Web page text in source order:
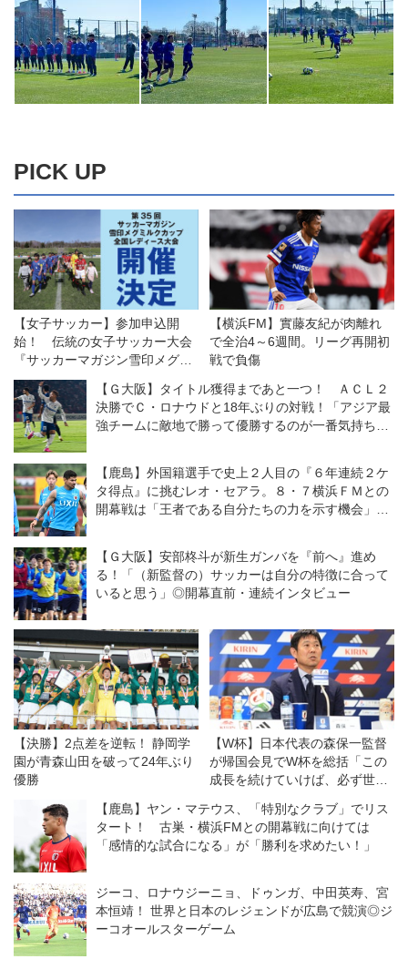
PICK UP
【女子サッカー】参加申込開
始！ 伝統の女子サッカー大会
『サッカーマガジン雪印メグミ
ルクカップ』開催
【横浜FM】實藤友紀が肉離れ
で全治4～6週間。リーグ再開初
戦で負傷
【Ｇ大阪】タイトル獲得まであと一つ！ ＡＣＬ２
決勝でＣ・ロナウドと18年ぶりの対戦！「アジア最
強チームに敵地で勝って優勝するのが一番気持ちい
【鹿島】外国籍選手で史上２人目の『６年連続２ケ
タ得点』に挑むレオ・セアラ。８・７横浜ＦＭとの
開幕戦は「王者である自分たちの力を示す機会」と
【Ｇ大阪】安部柊斗が新生ガンバを『前へ』進め
る！「（新監督の）サッカーは自分の特徴に合って
いると思う」◎開幕直前・連続インタビュー
【決勝】2点差を逆転！ 静岡学
園が青森山田を破って24年ぶり
優勝
【W杯】日本代表の森保一監督
が帰国会見でW杯を総括「この
成長を続けていけば、必ず世界
る」
【鹿島】ヤン・マテウス、「特別なクラブ」でリス
タート！ 古巣・横浜FMとの開幕戦に向けては
「感情的な試合になる」が「勝利を求めたい！」
ジーコ、ロナウジーニョ、ドゥンガ、中田英寿、宮
本恒靖！ 世界と日本のレジェンドが広島で競演◎ジ
ーコオールスターゲーム